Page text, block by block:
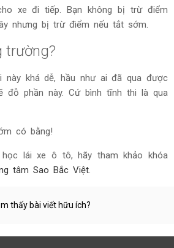
xe đi tiếp. Bạn không bị trừ điểm
nhưng bị trừ điểm nếu tắt sớm.
trường?
này khá dễ, hầu như ai đã qua được
đỗ phần này. Cứ bình tĩnh thi là qua
có bằng!
lái xe ô tô, hãy tham khảo khóa
tâm Sao Bắc Việt.
thấy bài viết hữu ích?